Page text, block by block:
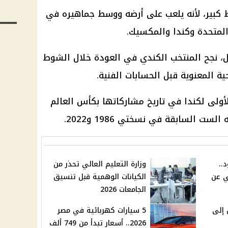
كبير، لأنه يلعب على أرضه ووسط جماهيره في
وكندا والمكسيك.
نجح المنتخب الكندي في العودة خلال الشوط
المعنوية قبل الحسابات الفنية.
لكندا في تاريخ مشاركاتها بكأس العالم
السابقة في نسختي 1986 و2022.
عن
وزارة التعليم العالي تحذر من
الكيانات الوهمية قبل تنسيق
الجامعات 2026
إلى
5 سيارات كهربائية في مصر
2026.. أسعار تبدأ من 749 ألف